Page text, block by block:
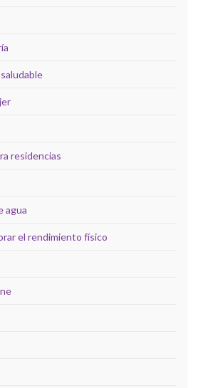
residencias
agua
el rendimiento físico